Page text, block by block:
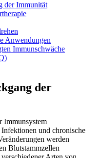
der Immunität
Anwendungen
Immunschwäche
der
Immunsystem
und chronische
werden
Blutstammzellen